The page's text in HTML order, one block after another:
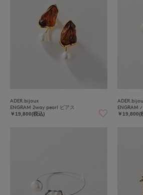
ADER.bijoux
ENGRAM 2way pearl ピアス
￥19,800(税込)
ENGRAM
￥19,800(